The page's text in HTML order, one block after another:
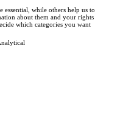
essential, while others help us to
about them and your rights
which categories you want